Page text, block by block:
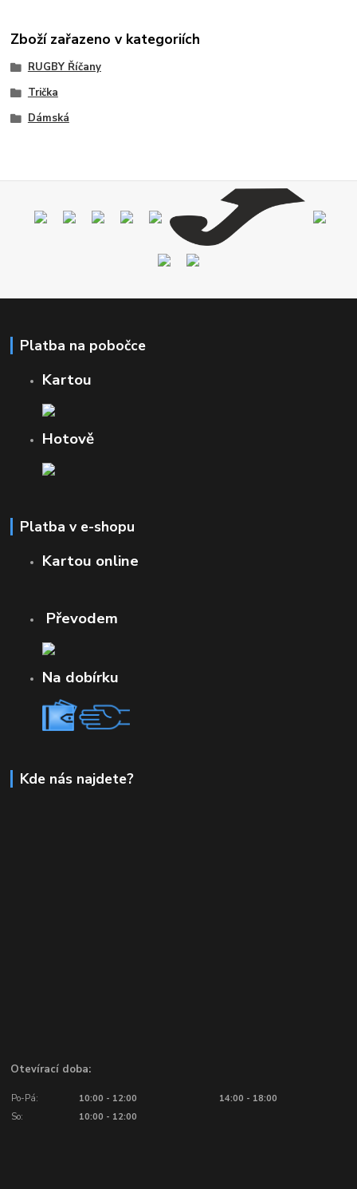
Zboží zařazeno v kategoriích
RUGBY Říčany
Trička
Dámská
Platba na pobočce
Kartou
Hotově
Platba v e-shopu
Kartou online
Převodem
Na dobírku
Kde nás najdete?
Otevírací doba:
Po-Pá: 10:00 - 12:00
14:00 - 18:00
So:
10:00 - 12:00